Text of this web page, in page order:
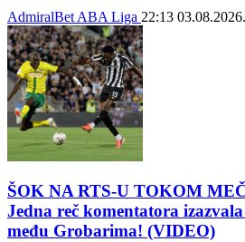
AdmiralBet ABA Liga 22:13 03.08.2026.
ŠOK NA RTS-U TOKOM
Jedna reč komentatora
među Grobarima! (VIDEO)